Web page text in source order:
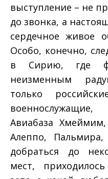
выступление – не
до звонка, а
сердечное живое
Особо, конечно,
в Сирию, где
неизменным
только
Авиабаза
Алеппо,
добраться до
мест,